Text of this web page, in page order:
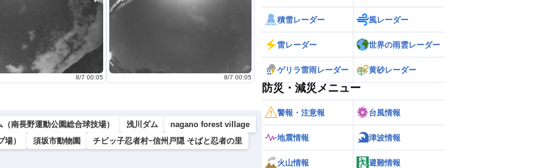
8/7 00:05 8/7 00:05
南長野運動公園総合球技場） 浅川ダム
nagano forest village
）
須坂市動物園 チビッ子忍者村ｰ信州戸隠 そばと忍者の里
積雪レーダー 風レーダー
雷レーダー 世界の雨雲レーダー
ゲリラ雷雨レーダー 黄砂レーダー
防災・減災メニュー
警報・注意報 台風情報
地震情報 津波情報
火山情報 避難情報